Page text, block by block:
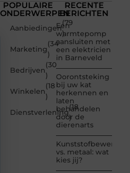
POPULAIRE
ONDERWERPEN
Aanbiedingen
(79
)
Marketing
(34
)
Bedrijven
(30
)
Winkelen
(18
)
Dienstverlening
(18
)
RECENTE
BERICHTEN
Een
warmtepomp
aansluiten met
een elektricien
in Barneveld
Oorontsteking
bij uw kat
herkennen en
laten
behandelen
door de
dierenarts
vs. metaal: wat
kies jij?